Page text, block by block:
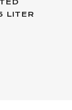
LITER